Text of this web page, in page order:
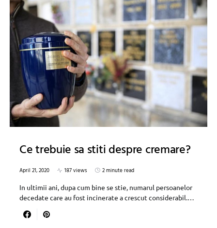
Ce trebuie sa stiti despre cremare?
April 21, 2020 187 views
2 minute read
In ultimii ani, dupa cum bine se stie, numarul persoanelor
decedate care au fost incinerate a crescut considerabil.…